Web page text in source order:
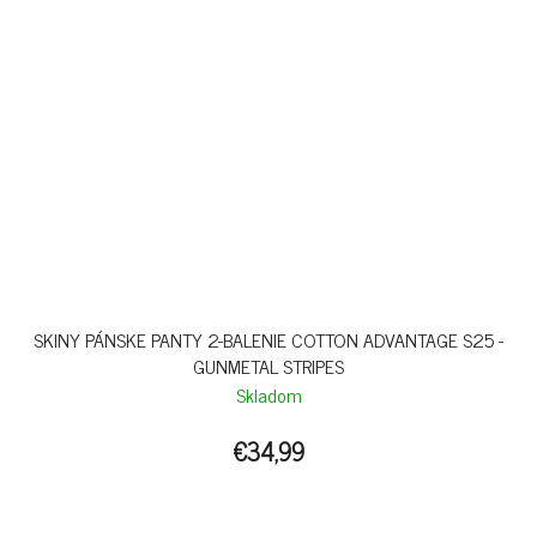
SKINY PÁNSKE PANTY 2-BALENIE COTTON ADVANTAGE S25 -
GUNMETAL STRIPES
Skladom
€34,99